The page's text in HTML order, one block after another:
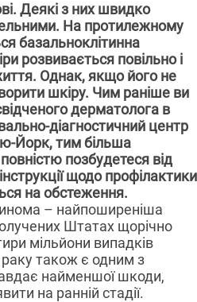
Деякі з них швидко
На протилежному
базальноклітинна
розвивається повільно і
Однак, якщо його не
шкіру. Чим раніше ви
дерматолога в
діагностичний центр
Йорк, тим більша
позбудетеся від
щодо профілактики
на обстеження.
– найпоширеніша
Штатах щорічно
мільйони випадків
також є одним з
найменшої шкоди,
на ранній стадії.